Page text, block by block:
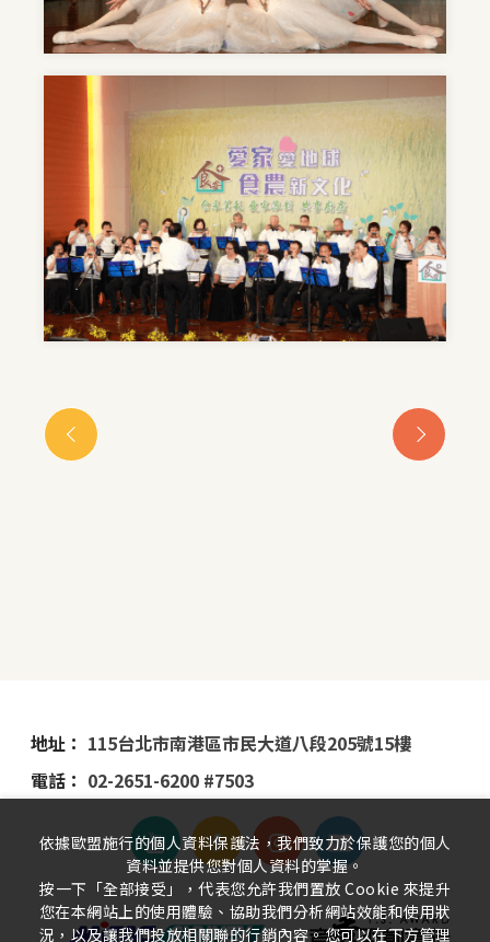
地址： 115台北市南港區市民大道八段205號15樓
電話： 02-2651-6200 #7503
依據歐盟施行的個人資料保護法，我們致力於保護您的個人
資料並提供您對個人資料的掌握。
按一下「全部接受」，代表您允許我們置放 Cookie 來提升
您在本網站上的使用體驗、協助我們分析網站效能和使用狀
況，以及讓我們投放相關聯的行銷內容。您可以在下方管理